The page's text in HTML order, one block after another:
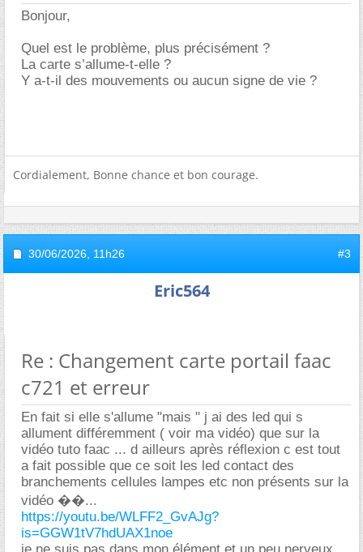
Bonjour,
Quel est le problème, plus précisément ?
La carte s’allume-t-elle ?
Y a-t-il des mouvements ou aucun signe de vie ?
Cordialement, Bonne chance et bon courage.
30/06/2026, 11h26 #3
Eric564
Re : Changement carte portail faac
c721 et erreur
En fait si elle s'allume "mais " j ai des led qui s
allument différemment ( voir ma vidéo) que sur la
vidéo tuto faac ... d ailleurs après réflexion c est tout
a fait possible que ce soit les led contact des
branchements cellules lampes etc non présents sur la
vidéo ��...
https://youtu.be/WLFF2_GvAJg?
is=GGW1tV7hdUAX1noe